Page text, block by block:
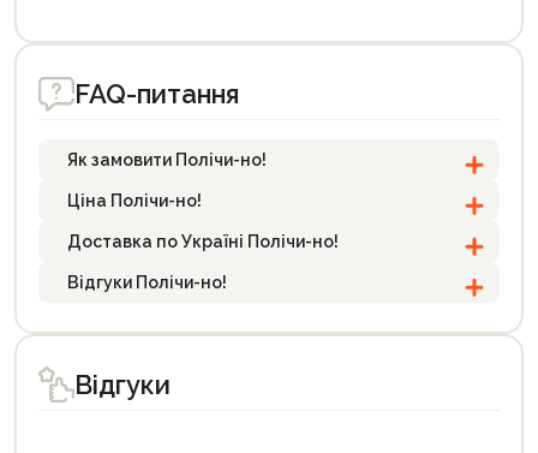
FAQ-питання
Як замовити Полічи-но!
Ціна Полічи-но!
Доставка по Україні Полічи-но!
Відгуки Полічи-но!
Відгуки